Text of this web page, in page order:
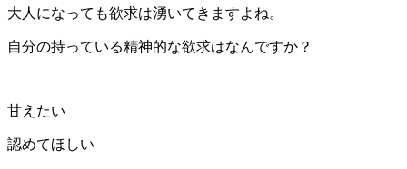
大人になっても欲求は湧いてきますよね。
自分の持っている精神的な欲求はなんですか？
甘えたい
認めてほしい